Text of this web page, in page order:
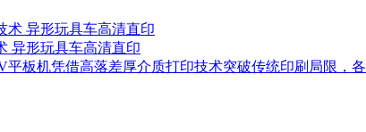
异形玩具车高清直印
板机凭借高落差厚介质打印技术突破传统印刷局限，